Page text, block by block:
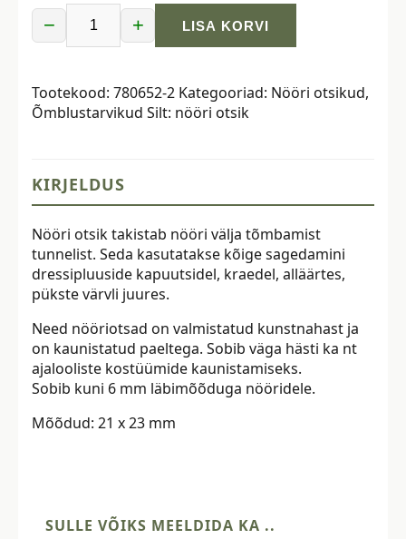
−
otsik,
must,
kuni
kogus
+ LISA KORVI
Tootekood: 780652-2 Kategooriad: Nööri otsikud,
Õmblustarvikud Silt: nööri otsik
KIRJELDUS
Nööri otsik takistab nööri välja tõmbamist
tunnelist. Seda kasutatakse kõige sagedamini
dressipluuside kapuutsidel, kraedel, alläärtes,
pükste värvli juures.
Need nööriotsad on valmistatud kunstnahast ja
on kaunistatud paeltega. Sobib väga hästi ka nt
ajalooliste kostüümide kaunistamiseks.
Sobib kuni 6 mm läbimõõduga nööridele.
Mõõdud: 21 x 23 mm
SULLE VÕIKS MEELDIDA KA ..